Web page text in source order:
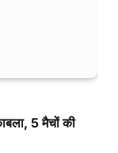
5 मैचों की